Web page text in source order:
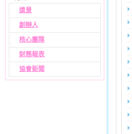
遠景
創辦人
核心團隊
財務報表
協會新聞